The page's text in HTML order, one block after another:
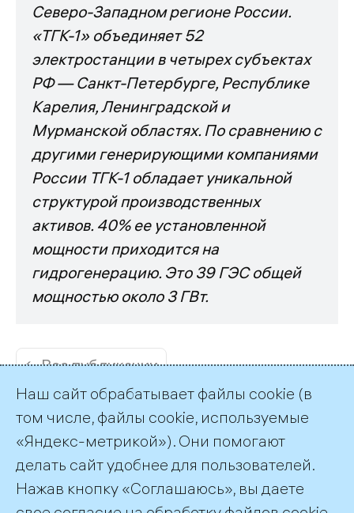
Северо-Западном регионе России.
«ТГК-1» объединяет 52
электростанции в четырех субъектах
РФ — Санкт-Петербурге, Республике
Карелия, Ленинградской и
Мурманской областях. По сравнению с
другими генерирующими компаниями
России ТГК-1 обладает уникальной
структурой производственных
активов. 40% ее установленной
мощности приходится на
гидрогенерацию. Это 39 ГЭС общей
мощностью около 3 ГВт.
← Все публикации
Пресс-служба ТГК-1
Наш сайт обрабатывает файлы cookie (в
том числе, файлы cookie, используемые
«Яндекс-метрикой»). Они помогают
делать сайт удобнее для пользователей.
Нажав кнопку «Соглашаюсь», вы даете